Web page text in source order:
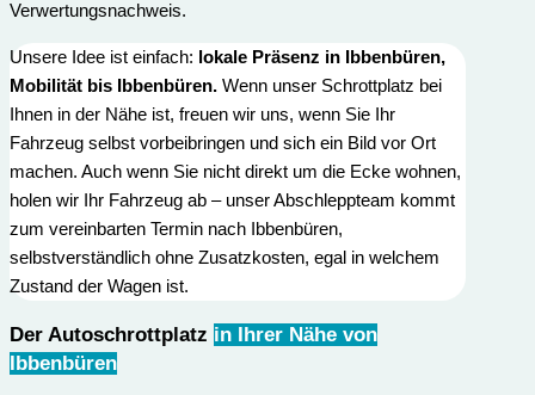
Verwertungs­nachweis.
Unsere Idee ist einfach: lokale Präsenz in Ibbenbüren,
Mobilität bis Ibbenbüren. Wenn unser Schrottplatz bei
Ihnen in der Nähe ist, freuen wir uns, wenn Sie Ihr
Fahrzeug selbst vorbeibringen und sich ein Bild vor Ort
machen. Auch wenn Sie nicht direkt um die Ecke wohnen,
holen wir Ihr Fahrzeug ab – unser Abschleppteam kommt
zum vereinbarten Termin nach Ibbenbüren,
selbstverständlich ohne Zusatzkosten, egal in welchem
Zustand der Wagen ist.
Der Autoschrottplatz in Ihrer Nähe von
Ibbenbüren